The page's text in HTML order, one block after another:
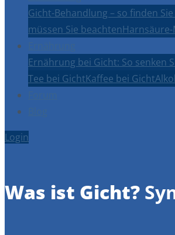
Gicht-Behandlung – so finden
müssen Sie beachten
Ernährung bei Gicht: So senken
Tee bei GichtKaffee bei Gicht
Login
Was ist Gicht?